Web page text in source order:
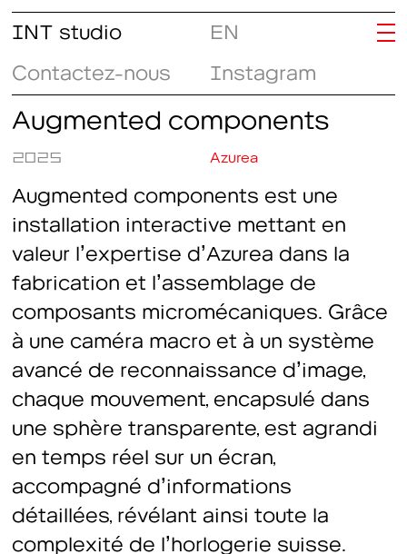
INT studio
Contactez-nous
Instagram
EN
Augmented components
2025 Azurea
Augmented components est une
installation interactive mettant en
valeur l’expertise d’Azurea dans la
fabrication et l’assemblage de
composants micromécaniques. Grâce
à une caméra macro et à un système
avancé de reconnaissance d’image,
chaque mouvement, encapsulé dans
une sphère transparente, est agrandi
en temps réel sur un écran,
accompagné d’informations
détaillées, révélant ainsi toute la
complexité de l’horlogerie suisse.